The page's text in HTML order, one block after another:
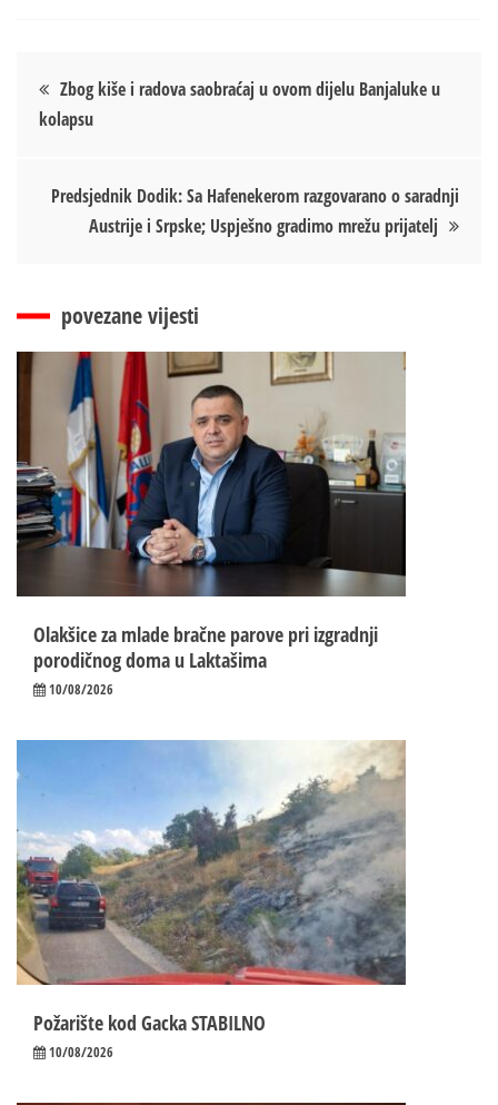
Кретање
чланка
Zbog kiše i radova saobraćaj u ovom dijelu Banjaluke u
kolapsu
Predsjednik Dodik: Sa Hafenekerom razgovarano o saradnji
Austrije i Srpske; Uspješno gradimo mrežu prijatelj
povezane vijesti
Olakšice za mlade bračne parove pri izgradnji
porodičnog doma u Laktašima
10/08/2026
Požarište kod Gacka STABILNO
10/08/2026